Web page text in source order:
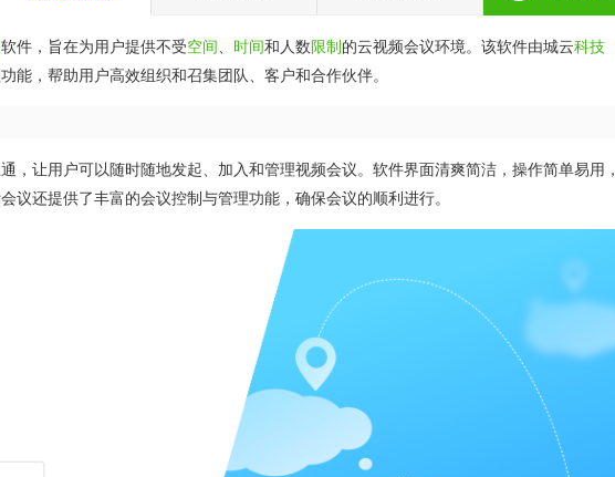
软件，旨在为用户提供不受空间 时间和人数限制 的云视频会议环境。该软件由城云科技
能，帮助用户高效组织和召集团队、客户和合作伙伴。
，让用户可以随时随地发起、加入和管理视频会议。软件界面清爽简洁，操作简单易用，
议还提供了丰富的会议控制与管理功能，确保会议的顺利进行。